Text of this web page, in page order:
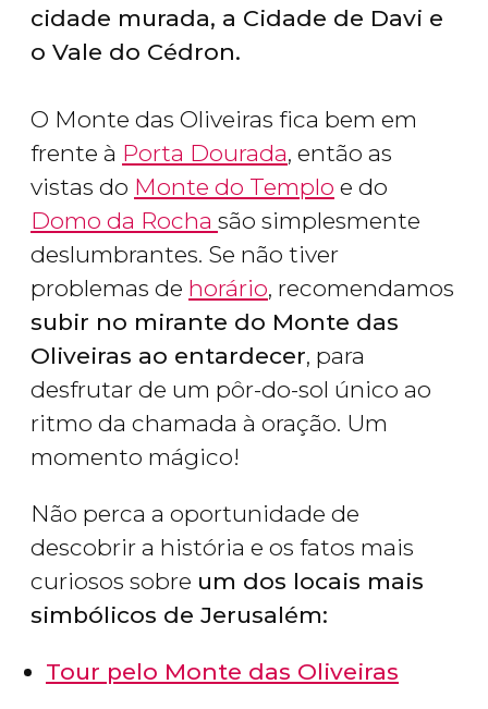
cidade murada, a Cidade de Davi e
o Vale do Cédron.
O Monte das Oliveiras fica bem em
frente à Porta Dourada, então as
vistas do Monte do Templo e do
Domo da Rocha são simplesmente
deslumbrantes. Se não tiver
problemas de horário, recomendamos
subir no mirante do Monte das
Oliveiras ao entardecer, para
desfrutar de um pôr-do-sol único ao
ritmo da chamada à oração. Um
momento mágico!
Não perca a oportunidade de
descobrir a história e os fatos mais
curiosos sobre um dos locais mais
simbólicos de Jerusalém:
Tour pelo Monte das Oliveiras